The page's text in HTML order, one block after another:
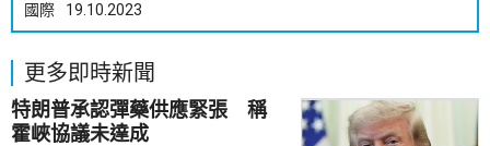
國際 19.10.2023
更多即時新聞
特朗普承認彈藥供應緊張 稱
霍峽協議未達成